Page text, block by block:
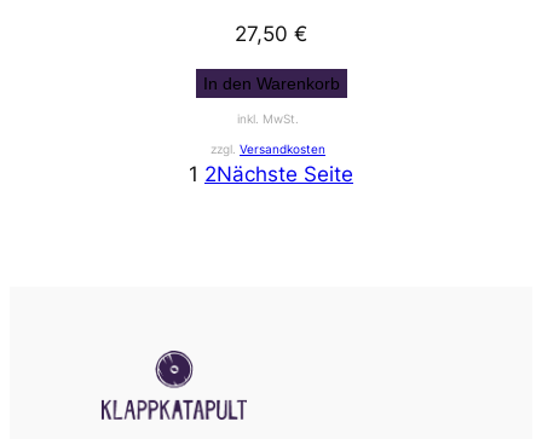
27,50 €
In den Warenkorb
inkl. MwSt.
zzgl. Versandkosten
1 2Nächste Seite